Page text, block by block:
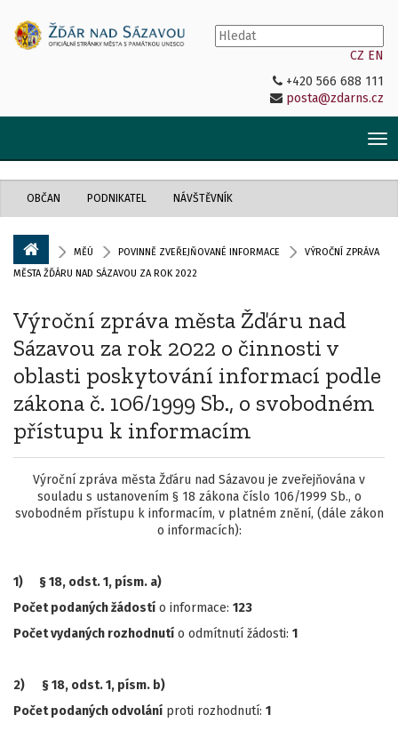
CZ EN
+420 566 688 111
posta@zdarns.cz
OBČAN PODNIKATEL NÁVŠTĚVNÍK
MĚÚ POVINNĚ ZVEŘEJŇOVANÉ INFORMACE
VÝROČNÍ ZPRÁVA
MĚSTA ŽĎÁRU NAD SÁZAVOU ZA ROK 2022
Výroční zpráva města Žďáru nad
Sázavou za rok 2022 o činnosti v
oblasti poskytování informací podle
zákona č. 106/1999 Sb., o svobodném
přístupu k informacím
Výroční zpráva města Žďáru nad Sázavou je zveřejňována v
souladu s ustanovením § 18 zákona číslo 106/1999 Sb., o
svobodném přístupu k informacím, v platném znění, (dále zákon
o informacích):
1) § 18, odst. 1, písm. a)
Počet podaných žádostí o informace: 123
Počet vydaných rozhodnutí o odmítnutí žádosti: 1
2)
§ 18, odst. 1, písm. b)
Počet podaných odvolání proti rozhodnutí: 1